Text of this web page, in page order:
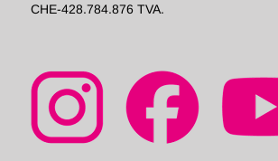
CHE-428.784.876 TVA.